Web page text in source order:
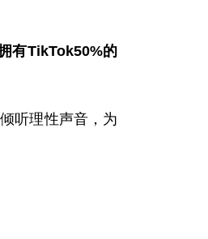
有TikTok50%的
听理性声音，为